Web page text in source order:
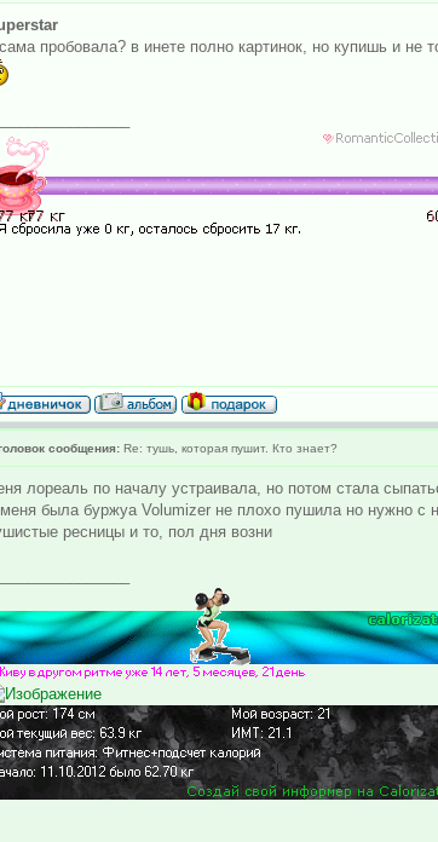
пробовала? в инете полно картинок, но купишь и не
сообщения: Re: тушь, которая пушит. Кто знает?
лореаль по началу устраивала, но потом стала
была буржуа Volumizer не плохо пушила но нужно с
ресницы и то, пол дня возни